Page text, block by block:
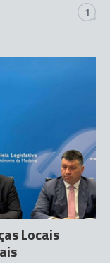
1
Locais